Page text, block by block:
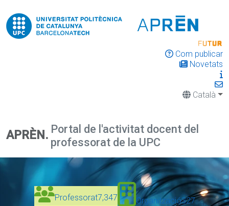
Com publicar
Novetats
Català
APRÈN. Portal de l'activitat docent del
professorat de la UPC
Professorat7,347 Organització327